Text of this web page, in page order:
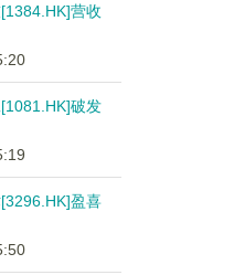
营收
[1081.HK]破发
[3296.HK]盈喜